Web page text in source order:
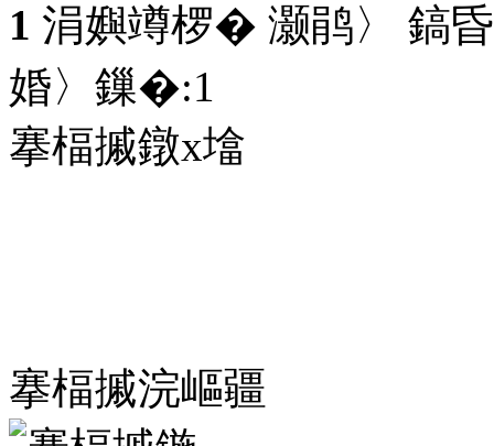
1 涓嬩竴椤� 灏鹃〉 鎬
婚〉鏁�:1
搴楅摵鐓х墖
搴楅摵浣嶇疆